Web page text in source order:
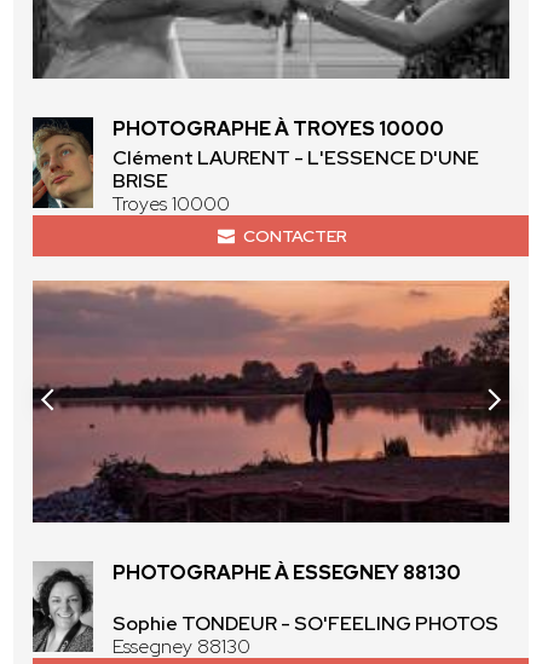
PHOTOGRAPHE À TROYES 10000
Clément LAURENT - L'ESSENCE D'UNE
BRISE
Troyes 10000
CONTACTER
PHOTOGRAPHE À ESSEGNEY 88130
Sophie TONDEUR - SO'FEELING PHOTOS
Essegney 88130